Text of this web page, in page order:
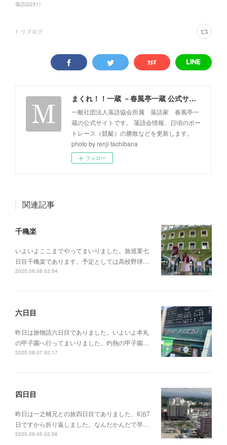
落語(2251)
1 リブログ
まくれ！！一蔵 －春風亭一蔵 公式サイト－
一般社団法人落語協会所属 落語家 春風亭一
蔵の公式サイトです。 落語会情報、日頃のボー
トレース（競艇）の勝敗などを更新します。
photo by renji tachibana
フォロー
関連記事
千穐楽
いよいよここまでやってまいりました。旅巡業七
日目千穐楽であります。予定としては高校野球…
2025.08.08 02:54
六日目
昨日は旅物語六日目でありました。いよいよ本丸
の甲子園へ行ってまいりました。灼熱の甲子園…
2025.08.07 02:17
四日目
昨日は一之輔兄との旅四日目でありました。6泊7
日ですから折り返しました。なんだかんだで早…
2025.08.05 02:56